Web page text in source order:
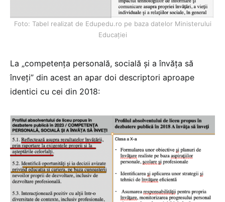
Foto: Tabel realizat de Edupedu.ro pe baza datelor Ministerului
Educației
La „competența personală, socială și a învăța să
înveți” din acest an apar doi descriptori aproape
identici cu cei din 2018: